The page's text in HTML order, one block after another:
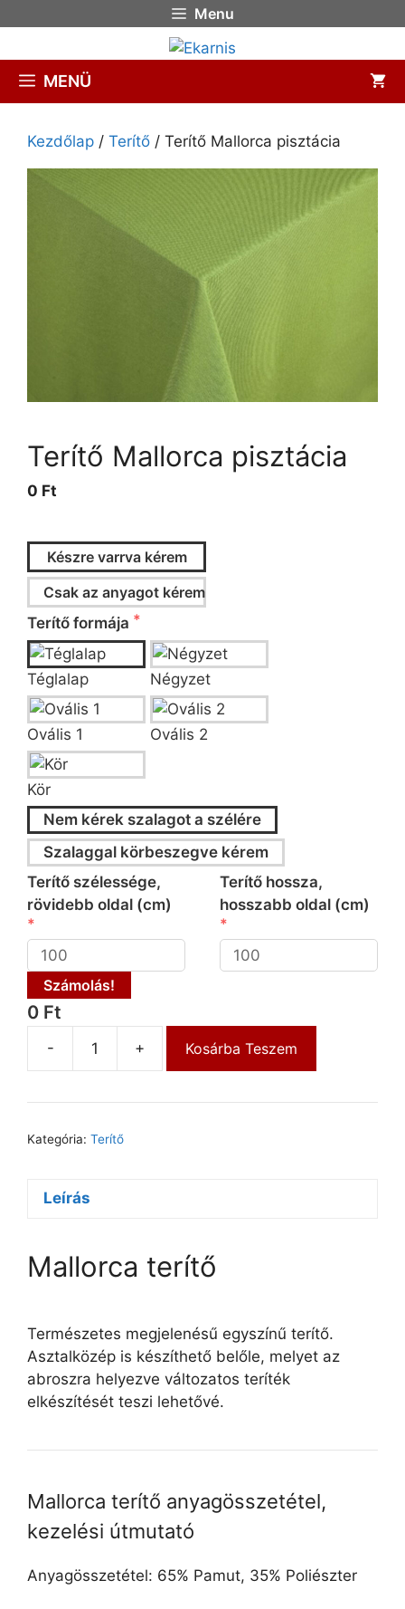
Menu
MENÜ
Kezdőlap / Terítő / Terítő Mallorca pisztácia
Terítő Mallorca pisztácia
0 Ft
Készre varrva kérem
Csak az anyagot kérem
Terítő formája
Téglalap Négyzet
Ovális 1 Ovális 2
Kör
Nem kérek szalagot a szélére
Szalaggal körbeszegve kérem
Terítő szélessége,
rövidebb oldal (cm)
Terítő hossza,
hosszabb oldal (cm)
Számolás!
0 Ft
- + Kosárba Teszem
Kategória: Terítő
Leírás
Mallorca terítő
Természetes megjelenésű egyszínű terítő.
Asztalközép is készíthető belőle, melyet az
abroszra helyezve változatos teríték
elkészítését teszi lehetővé.
Mallorca terítő anyagösszetétel,
kezelési útmutató
Anyagösszetétel: 65% Pamut, 35% Poliészter